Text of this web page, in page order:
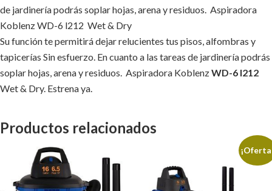
de jardinería podrás soplar hojas, arena y residuos. Aspiradora
Koblenz WD-6 l212 Wet & Dry
Su función te permitirá dejar relucientes tus pisos, alfombras y
tapicerías Sin esfuerzo. En cuanto a las tareas de jardinería podrás
soplar hojas, arena y residuos. Aspiradora KoblenzWD-6 l212
Wet & Dry. Estrena ya.
Productos relacionados